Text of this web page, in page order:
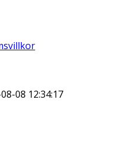
08 12:34:17